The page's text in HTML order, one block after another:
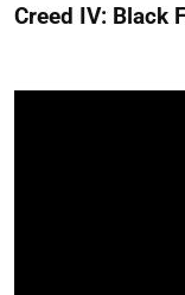
Creed IV: Black